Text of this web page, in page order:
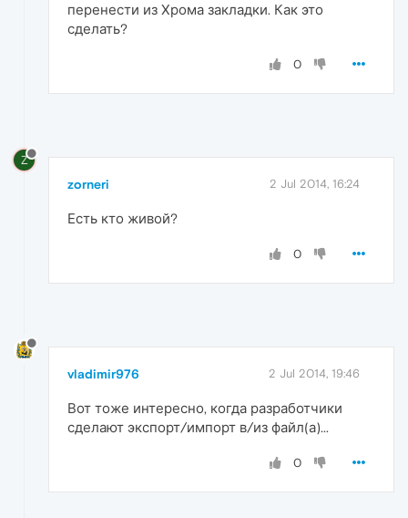
перенести из Хрома закладки. Как это
сделать?
0
Z
zorneri 2 Jul 2014, 16:24
Есть кто живой?
0
vladimir976 2 Jul 2014, 19:46
Вот тоже интересно, когда разработчики
сделают экспорт/импорт в/из файл(а)...
0